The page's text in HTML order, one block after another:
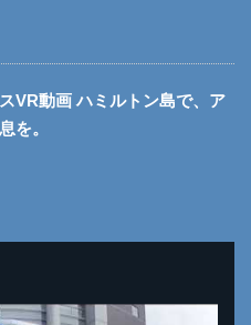
VR動画 ハミルトン島で、ア
を。